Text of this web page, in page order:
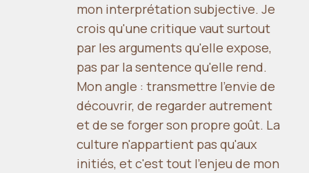
mon interprétation subjective. Je
crois qu'une critique vaut surtout
par les arguments qu'elle expose,
pas par la sentence qu'elle rend.
Mon angle : transmettre l'envie de
découvrir, de regarder autrement
et de se forger son propre goût. La
culture n'appartient pas qu'aux
initiés, et c'est tout l'enjeu de mon